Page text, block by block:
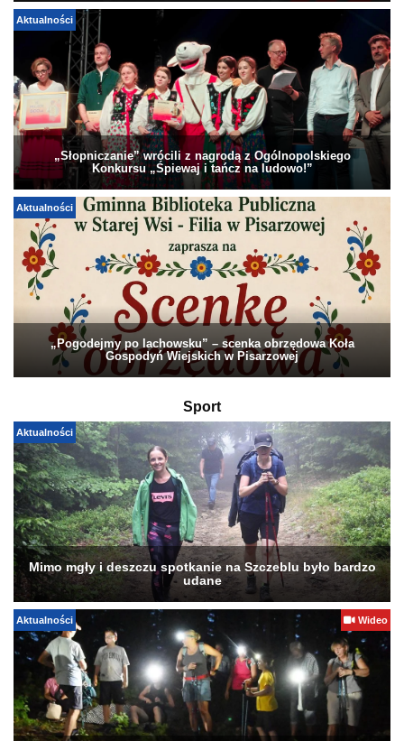
Aktualności
„Słopniczanie” wrócili z nagrodą z Ogólnopolskiego
Konkursu „Śpiewaj i tańcz na ludowo!”
Aktualności
„Pogodejmy po lachowsku” – scenka obrzędowa Koła
Gospodyń Wiejskich w Pisarzowej
Sport
Aktualności
Mimo mgły i deszczu spotkanie na Szczeblu było bardzo
udane
Aktualności Wideo